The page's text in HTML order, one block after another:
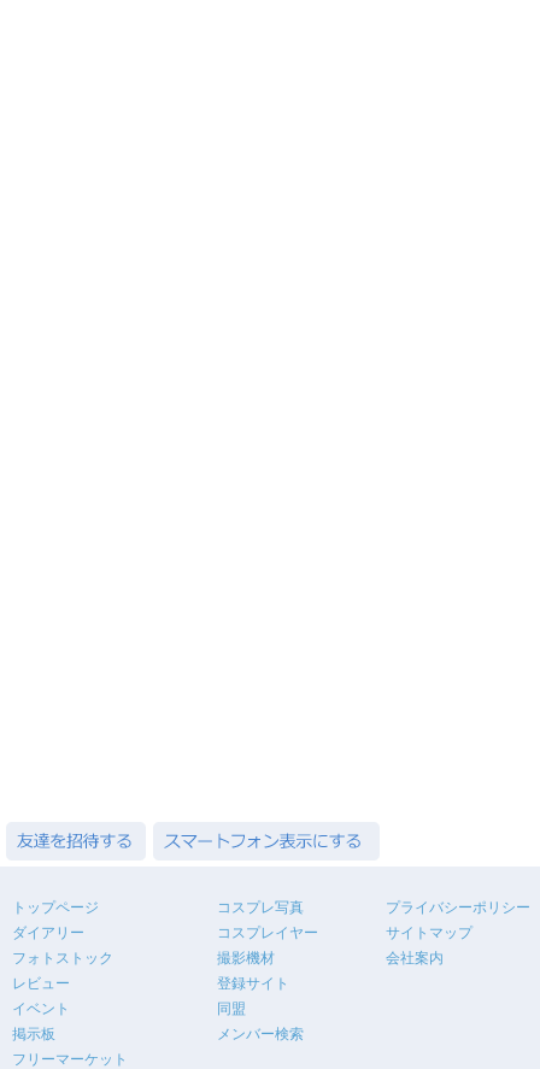
トップページ
ダイアリー
フォトストック
レビュー
イベント
掲示板
フリーマーケット
コスプレ写真
コスプレイヤー
撮影機材
登録サイト
同盟
メンバー検索
プライバシーポリシー
サイトマップ
会社案内